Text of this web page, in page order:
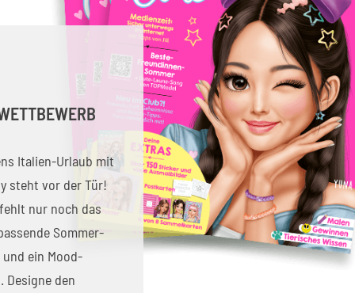
Italien-Urlaub mit
steht vor der Tür!
nur noch das
Sommer-
ein Mood-
Designe den